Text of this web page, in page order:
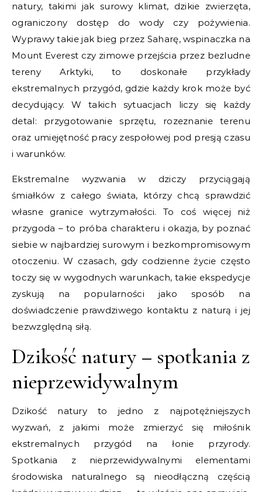
natury, takimi jak surowy klimat, dzikie zwierzęta,
ograniczony dostęp do wody czy pożywienia.
Wyprawy takie jak bieg przez Saharę, wspinaczka na
Mount Everest czy zimowe przejścia przez bezludne
tereny Arktyki, to doskonałe przykłady
ekstremalnych przygód, gdzie każdy krok może być
decydujący. W takich sytuacjach liczy się każdy
detal: przygotowanie sprzętu, rozeznanie terenu
oraz umiejętność pracy zespołowej pod presją czasu
i warunków.
Ekstremalne wyzwania w dziczy przyciągają
śmiałków z całego świata, którzy chcą sprawdzić
własne granice wytrzymałości. To coś więcej niż
przygoda – to próba charakteru i okazja, by poznać
siebie w najbardziej surowym i bezkompromisowym
otoczeniu. W czasach, gdy codzienne życie często
toczy się w wygodnych warunkach, takie ekspedycje
zyskują na popularności jako sposób na
doświadczenie prawdziwego kontaktu z naturą i jej
bezwzględną siłą.
Dzikość natury – spotkania z
nieprzewidywalnym
Dzikość natury to jedno z najpotężniejszych
wyzwań, z jakimi może zmierzyć się miłośnik
ekstremalnych przygód na łonie przyrody.
Spotkania z nieprzewidywalnymi elementami
środowiska naturalnego są nieodłączną częścią